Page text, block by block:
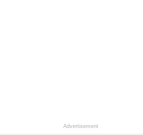
Advertisement